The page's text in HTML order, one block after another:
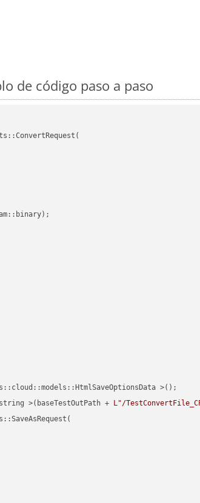
de código paso a paso
;
>();
>(baseTestOutPath + L"/